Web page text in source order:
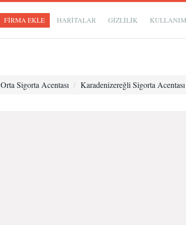
FİRMA EKLE HARİTALAR GIZLILIK
Orta Sigorta Acentası Karadenizereğli Sigorta Acentası